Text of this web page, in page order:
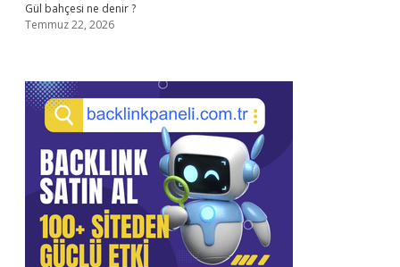
Gül bahçesi ne denir ?
Temmuz 22, 2026